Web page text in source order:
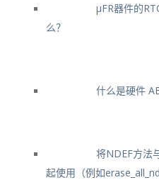
μFR器件的
么？
什么是硬件
将NDEF方法
起使用（例如